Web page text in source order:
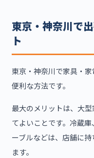
東京・神奈川で
ト
東京・神奈川で家具・
便利な方法です。
最大のメリットは、大
てよいことです。冷蔵
ーブルなどは、店舗に
ます。